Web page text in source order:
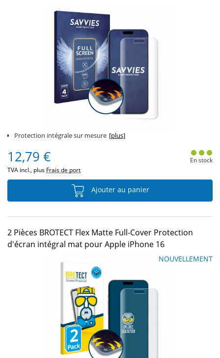
Protection intégrale sur mesure [plus]
12,79 €
TVA incl., plus Frais de port
En stock
Ajouter au panier
2 Pièces BROTECT Flex Matte Full-Cover Protection
d'écran intégral mat pour Apple iPhone 16
NOUVELLEMENT